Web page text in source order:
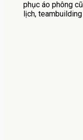
phục áo phông
lịch,